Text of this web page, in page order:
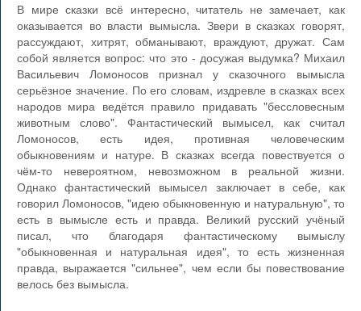
В мире сказки всё интересно, читатель не замечает, как
оказывается во власти вымысла. Звери в сказках говорят,
рассуждают, хитрят, обманывают, враждуют, дружат. Сам
собой является вопрос: что это - досужая выдумка? Михаил
Васильевич Ломоносов признал у сказочного вымысла
серьёзное значение. По его словам, издревле в сказках всех
народов мира ведётся правило придавать "бессловесным
животным слово". Фантастический вымысел, как считал
Ломоносов, есть идея, противная человеческим
обыкновениям и натуре. В сказках всегда повествуется о
чём-то невероятном, невозможном в реальной жизни.
Однако фантастический вымысел заключает в себе, как
говорил Ломоносов, "идею обыкновенную и натуральную", то
есть в вымысле есть и правда. Великий русский учёный
писал, что благодаря фантастическому вымыслу
"обыкновенная и натуральная идея", то есть жизненная
правда, выражается "сильнее", чем если бы повествование
велось без вымысла.